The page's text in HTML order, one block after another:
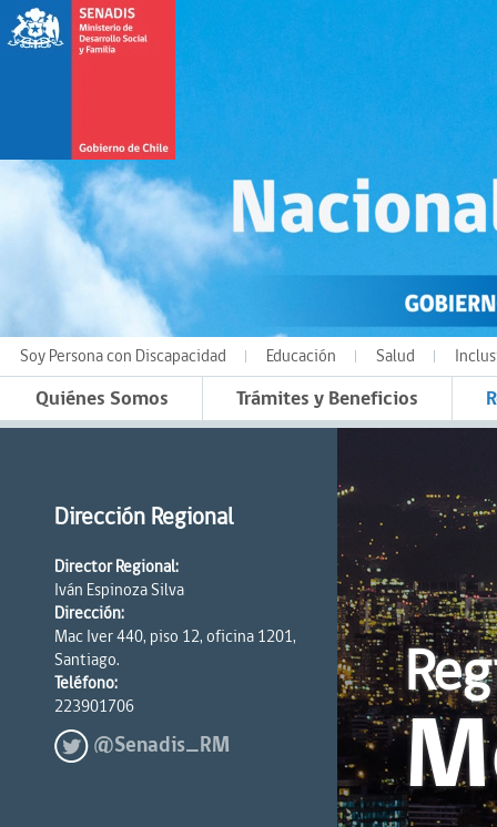
Soy Persona con Discapacidad Educación Salud
Quiénes Somos Trámites y Beneficios
Dirección Regional
Director Regional:
Iván Espinoza Silva
Dirección:
Mac Iver 440, piso 12, oficina 1201,
Santiago.
Teléfono:
223901706
@Senadis_RM